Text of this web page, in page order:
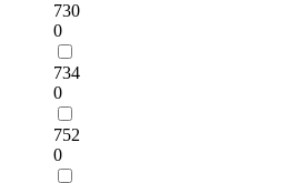
730
0
734
0
752
0